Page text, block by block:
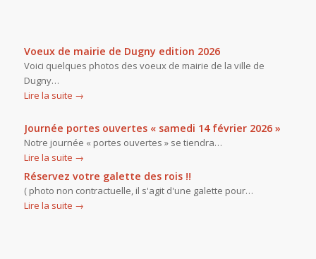
Voeux de mairie de Dugny edition 2026
Voici quelques photos des voeux de mairie de la ville de
Dugny…
Lire la suite →
Journée portes ouvertes « samedi 14 février 2026 »
Notre journée « portes ouvertes » se tiendra…
Lire la suite →
Réservez votre galette des rois !!
( photo non contractuelle, il s'agit d'une galette pour…
Lire la suite →